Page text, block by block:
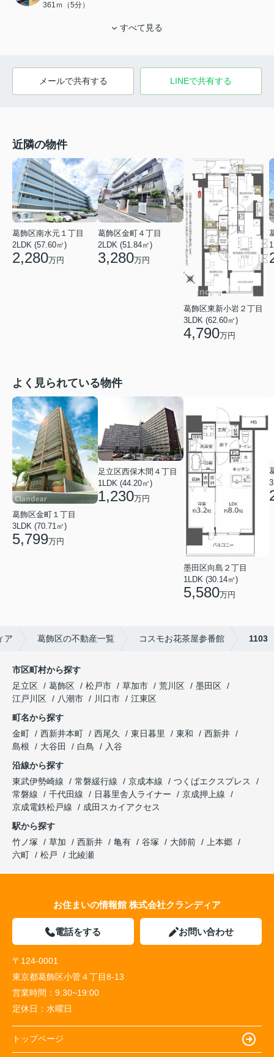
361ｍ（5分）
すべて見る
メールで共有する LINEで共有する
近隣の物件
葛飾区南水元１丁目
2LDK (57.60㎡)
2,280万円
葛飾区金町４丁目
2LDK (51.84㎡)
3,280万円
葛飾区東新小岩２丁目
3LDK (62.60㎡)
4,790万円
よく見られている物件
葛飾区金町１丁目
3LDK (70.71㎡)
5,799万円
足立区西保木間４丁目
1LDK (44.20㎡)
1,230万円
墨田区向島２丁目
1LDK (30.14㎡)
5,580万円
ア 葛飾区の不動産一覧 コスモお花茶屋参番館 1103
市区町村から探す
足立区
葛飾区 松戸市 草加市 荒川区
墨田区
江戸川区
八潮市 川口市
江東区
町名から探す
金町
西新井本町 西尾久 東日暮里 東和
西新井
島根
大谷田 白鳥
入谷
沿線から探す
東武伊勢崎線
常磐緩行線 京成本線
つくばエクスプレス
常磐線
千代田線 日暮里舎人ライナー
京成押上線
京成電鉄松戸線
成田スカイアクセス
駅から探す
竹ノ塚
草加 西新井 亀有 谷塚 大師前
上本郷
六町
松戸 北綾瀬
お住まいの情報館 株式会社クランディア
電話をする お問い合わせ
〒124-0001
東京都葛飾区小菅４丁目8-13
営業時間： 9:30~19:00
定休日： 水曜日
トップページ